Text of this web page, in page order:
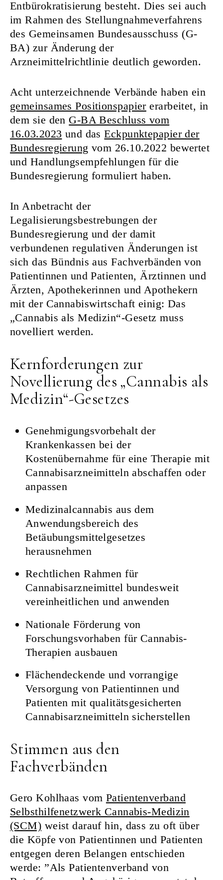
Entbürokratisierung besteht. Dies sei auch
im Rahmen des Stellungnahmeverfahrens
des Gemeinsamen Bundesausschuss (G-
BA) zur Änderung der
Arzneimittelrichtlinie deutlich geworden.
Acht unterzeichnende Verbände haben ein
gemeinsames Positionspapiererarbeitet, in
dem sie den G-BA Beschluss vom
16.03.2023 und dasEckpunktepapier der
Bundesregierung vom 26.10.2022 bewertet
und Handlungsempfehlungen für die
Bundesregierung formuliert haben.
In Anbetracht der
Legalisierungsbestrebungen der
Bundesregierung und der damit
verbundenen regulativen Änderungen ist
sich das Bündnis aus Fachverbänden von
Patientinnen und Patienten, Ärztinnen und
Ärzten, Apothekerinnen und Apothekern
mit der Cannabiswirtschaft einig: Das
„Cannabis als Medizin“-Gesetz muss
novelliert werden.
Kernforderungen zur
Novellierung des „Cannabis als
Medizin“-Gesetzes
Genehmigungsvorbehalt der
Krankenkassen bei der
Kostenübernahme für eine Therapie mit
Cannabisarzneimitteln abschaffen oder
anpassen
Medizinalcannabis aus dem
Anwendungsbereich des
Betäubungsmittelgesetzes
herausnehmen
Rechtlichen Rahmen für
Cannabisarzneimittel bundesweit
vereinheitlichen und anwenden
Nationale Förderung von
Forschungsvorhaben für Cannabis-
Therapien ausbauen
Flächendeckende und vorrangige
Versorgung von Patientinnen und
Patienten mit qualitätsgesicherten
Cannabisarzneimitteln sicherstellen
Stimmen aus den
Fachverbänden
Gero Kohlhaas vom Patientenverband
Selbsthilfenetzwerk Cannabis-Medizin
(SCM) weist darauf hin, dass zu oft über
die Köpfe von Patientinnen und Patienten
entgegen deren Belangen entschieden
werde: ”Als Patientenverband von